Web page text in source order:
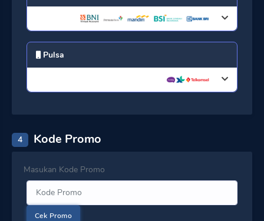
Pulsa
4 Kode Promo
Masukan Kode Promo
Cek Promo